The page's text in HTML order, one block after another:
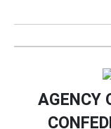
AGENCY